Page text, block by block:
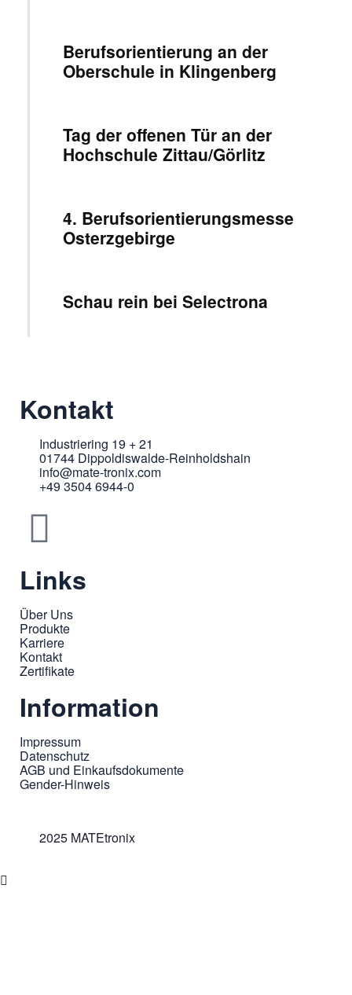
Berufsorientierung an der
Oberschule in Klingenberg
Tag der offenen Tür an der
Hochschule Zittau/Görlitz
4. Berufsorientierungsmesse
Osterzgebirge
Schau rein bei Selectrona
Kontakt
Industriering 19 + 21
01744 Dippoldiswalde-Reinholdshain
info@mate-tronix.com
+49 3504 6944-0
Links
Über Uns
Produkte
Karriere
Kontakt
Zertifikate
Information
Impressum
Datenschutz
AGB und Einkaufsdokumente
Gender-Hinweis
2025 MATEtronix